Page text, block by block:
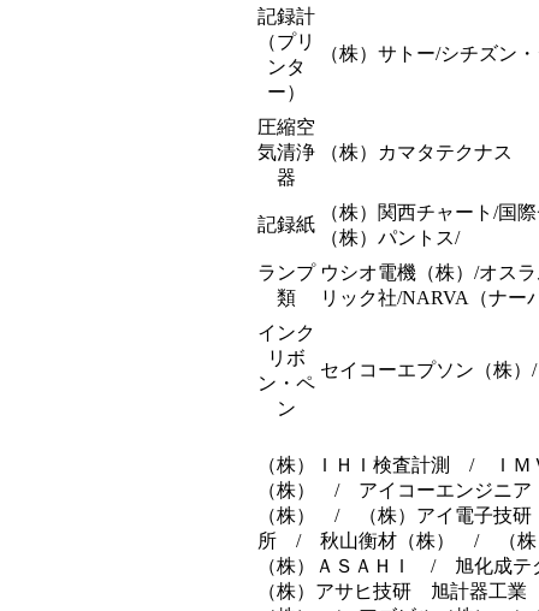
記録計
（プリ
ンタ
ー）
（株）サトー/シチズン
圧縮空
気清浄
器
（株）カマタテクナス
記録紙
（株）関西チャート/国
（株）パントス/
ランプ
類
ウシオ電機（株）/オス
リック社/NARVA（ナー
インク
リボ
ン・ペ
ン
セイコーエプソン（株
（株）ＩＨＩ検査計測 / ＩＭＶ（株） / （株）アイ・オー・データ機器 / アイグラフィックス（株） / アイコーエンジニア（株） / （株）アイゼン / 愛知時計電機（株） / ＩＤＥＣ（株） / （株）アイ電子技研 /相原電機（株） / アイビーアール社 / (株）アカツキ製作所 / 秋山衡材（株） / （株）アキュレイト / アクト電機工業（株） / （株）浅沼技研 / （株）ＡＳＡＨＩ / 旭化成テクノシステム（株） / 旭硝子（株） / 旭金属工業（株） / （株）アサヒ技研 旭計器工業（株） /旭産業（株） /旭産業（株） /旭電機化成（株） /朝日物産（株） / アズビル（株） / アズビル金門（株） / アズビルＴＡＣＯ（株） /アズワン（株） /アセイ工業（株） /（株）アタゴ /アダプテックアツミ電気（株） /（株）アトニック /（株）アドバンテスト /アドバンテック東洋（株） /阿部熱計器（株） /（株）アマダミヤチ /アライドテレシス（株） /（株）アライドマテリアルアラム /（株）アリアテクニカ（株） /（株）アルティア /（株）アルバック /アルファ光学（株）アルファーミラージュ（株） /アルプスゲージ /（株）アルヴァアロン(森田製作所) /アロン(森田製作所) /アロー（（株）デジタル） /アロー（（株）デジタル） /アンリツ（株） /安立計器（株） /アームスシステム（株） /（株）アールエフ /（株）飯島製衡所 /飯島電子工業（株） /（株）飯田製作所 /井内衡機（株） /ＩＫＡジャパン /（株）池田理化 /池田レンズ工業（株） /（株）石井マーク /（株）石蔵商店 /（株）イシダ /（株）いすゞ製作所 / 井上電子 /（有）今井計器 /(有）今井精機 /（株）イマダ /（株）今田製作所 /イメーショ /（株）井元製作所岩崎通信機 /（株）岩崎電気 /（株）岩下エンジニアリング /（株）岩通計測 /（株）インサート /インステック /（株）インタフェース /（株）インテクノス・ジャパンインフリッヂ工業 /（有）ウイナー /(株）ウインゴーウインテクス /（株）上島製作所 /（株）植田製作所ウシオ電機 /（株）ウルマ計器製作所 /ＡＳＫ（株） /英弘精機（株） /栄進化学（株） /ＨＢＭ社（株） /エイムス（株） /エクセル（株） /エスエヌディ（株） /エス・エフ・シーＳＭＣ（株） /（株）エスコ /ＳＴＳ（株） /エスティーティー（株） /エスペック（株） /エッシェンバッハ光学ジャパン /エドモンド・オプテックス・ジャパン（株） /（株）エニイワイヤ /（株）エヌエフ回路設計ブロック /ＮＫＫスイッチズ（株） /（株）荏原計器製作所 /（株）エビスエフェクター /（株）Ｆ．Ｓ．Ｋ /セイコーエプソン（株） /エムアンドケー（株） /（株）エムケー・サイエンティフィック /（株）エム・システム技研 /（有）エラストロンエリクセン社 /（株）エル・エム・エス /エルコメーター（株） /（株）ＬＴＣ /ＬＢコア（株） /エルマ販売（株） /（株）エルモ社 /エルンスト社 /エレクトロフィジック社 /エレコム（株） /（株）エンジニア /エントラスト（株） /遠藤工業（株） /エンドレスハウザージャパン（株） /エンペックス気象計（株） /（株）エーアンドデイ /（株）エーデーシー /応用電子工業（株） /大倉電気（株） /大古精機（株） /大阪精密機械（株） /大阪フロメータ工業（株） /（株）大田計@器製作所 /大西測定（株） /（株）大場計器製作所 /（株）大菱計器 /（株）青海精機製作所 /（株）大山光学 /（株）岡崎製作所 /（株）岡野製作所 /（株）小笠原プレシジョンラボラトリー /（株）沖データ /（株）尾崎製作所 /オジデン（大阪自動電機（株）） /オスカーシュベンク社 /オスラム（株） /（株）オゾ化学技研 /オヂヤセイキ（株） /追浜工業（株） /（株）小野測器 /（株）オフィールジャパン /オプテックス・エフエー（株） /（株）オプトアート /オムロン（株） /オメガエンジニアリング社 /オリンパス（株） /オルガノ（株） /オンキヨー（株） /オーエスジー（株） /（株）オーク製作所 /（株）オーツカ /（株）オーツカ光学 /オーハウス /（株）オーバル /オーム電機（株） /オーヨー（株） /（株）カイジョー /カイセ（株） /（株）科学計器研究所化研産業 /（株）笠井精工所 /（株）カサハラ /笠原理化工業（株） /カシオ計算機（株） /春日電機（株） /春日電機（株） /（株）カスタム /（株）カセダ /金子産業（株） /カネテック（株） /河北ライティングソリューションズ（株） /（株）カマタテクナス /鎌長製衡（株） /（株）神山製作所 /カワキ計測工業（株） /川崎光学原器（有） /川惣電機工業（株） /河村電器産業（株） /（株）川本製作所 /関西オートメーション（株) /関西金網（株） /関西衡機（株） /（株）関西チャートカートン光学 /（株）カールステン社 /カールツァイス /（株）ガステック /菊水電子工業（株） /菊池光学株）（株） /菊池製作所（株） /木村製作所（株） /きもと /キヤノン（株） /キヤノンアネルバ（株） /京都機械工具（株） /京都電機器（株） /京都電子工業（株） /共立電気計器（株） /（株）共立理化学研究所 /（株）協和 /協和光学工業（株） /（株）共和電業 /（株）近畿精機製作所 /（株）キングジム /金陵電機（株） /（株）キーエンス /キーサイト・テクノロジー（合） /（株）草場計器製作所 /（株）クボタ倉敷化工（株） /（株）倉本計器精工所 /（株）クリアー光学 /（株）クリタテクノ /呉工業（株） /クロダ・オプトニクス（株） /黒田精工（株） /クロップリン社 /（株）クローネグラフテック /（株）ムラテックＫＤＳ /（株）京北計器工業 /（株）京葉光器 /ケストレル（株） /ケット科学研究所 /ケニス（株） /（株）ＪＶＣケンウッド /（株）ケンコー・トキナーケー /ケー・ヴィ・コーポレーション（株） /ゲイツ・ユニッタ・アジア（株） /コイケエンジニアリングアンドサービス（株） /（株）小泉測機製作所 /（株）工技研究所 /神津精機（株） /高分子計器（株） /光宝興産（株） /光明理化学工業（株） /光洋サーモシステム（株） /光洋精密（株） /光洋電子工業（株） /晃和計器（株） /（株）コクゴ /国際チャート（株） /コクヨ（株） /ココリサーチ（株） /（株）小坂研究所 /（株）コスモ計器 /コダック（合） /児玉精密（株） /コニカミノルタ（株） /（株）コノエ /（株）木幡計器製作所 /小林クリエイト（株） /コヒレイト・ジャパン（株） /コフロック（株） /（株）駒谷ゲージ /（株）古里精機製作所 /コレックス社 /（株）コンテック（株）近藤製作所 /コンドーテ